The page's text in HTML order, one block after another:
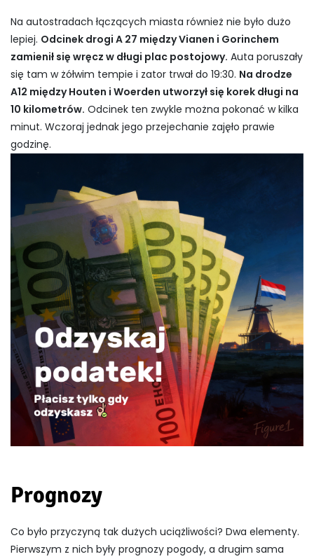
Na autostradach łączących miasta również nie było dużo
lepiej. Odcinek drogi A 27 między Vianen i Gorinchem
zamienił się wręcz w długi plac postojowy. Auta poruszały
się tam w żółwim tempie i zator trwał do 19:30. Na drodze
A12 między Houten i Woerden utworzył się korek długi na
10 kilometrów. Odcinek ten zwykle można pokonać w kilka
minut. Wczoraj jednak jego przejechanie zajęło prawie
godzinę.
Prognozy
Co było przyczyną tak dużych uciążliwości? Dwa elementy.
Pierwszym z nich były prognozy pogody, a drugim sama